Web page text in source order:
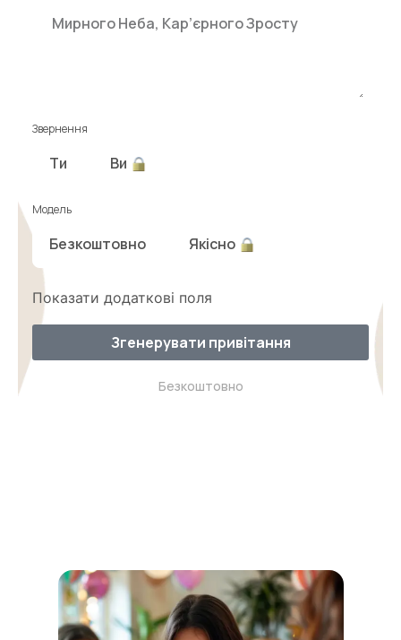
Звернення
Ти Ви
Модель
Безкоштовно Якісно
Показати додаткові поля
Згенерувати привітання
Безкоштовно